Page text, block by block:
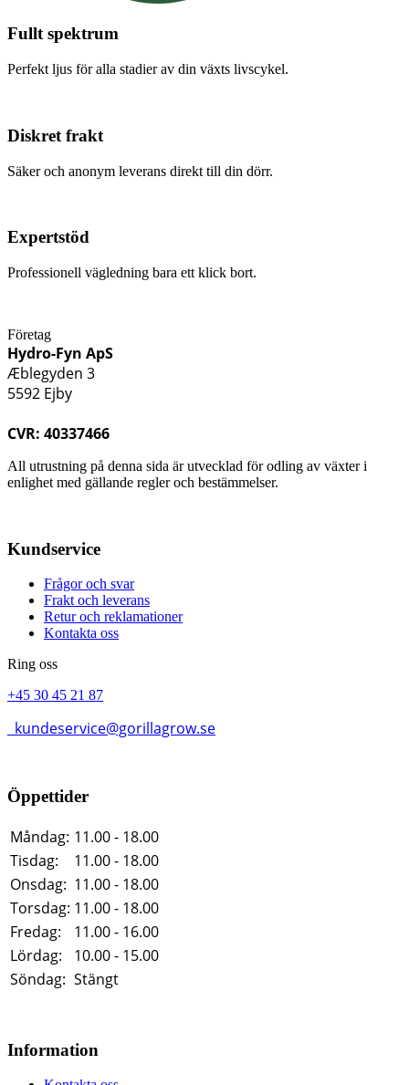
Fullt spektrum
Perfekt ljus för alla stadier av din växts livscykel.
Diskret frakt
Säker och anonym leverans direkt till din dörr.
Expertstöd
Professionell vägledning bara ett klick bort.
Företag
Hydro-Fyn ApS
Æblegyden 3
5592 Ejby
CVR: 40337466
All utrustning på denna sida är utvecklad för odling av växter i
enlighet med gällande regler och bestämmelser.
Kundservice
Frågor och svar
Frakt och leverans
Retur och reklamationer
Kontakta oss
Ring oss
+45 30 45 21 87
kundeservice@gorillagrow.se
Öppettider
Måndag: 11.00 - 18.00
Tisdag:
11.00 - 18.00
Onsdag: 11.00 - 18.00
Torsdag: 11.00 - 18.00
Fredag:
11.00 - 16.00
Lördag:
10.00 - 15.00
Söndag: Stängt
Information